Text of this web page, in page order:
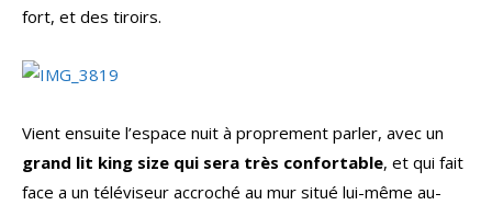
fort, et des tiroirs.
Vient ensuite l’espace nuit à proprement parler, avec un
grand lit king size qui sera très confortable, et qui fait
face a un téléviseur accroché au mur situé lui-même au-